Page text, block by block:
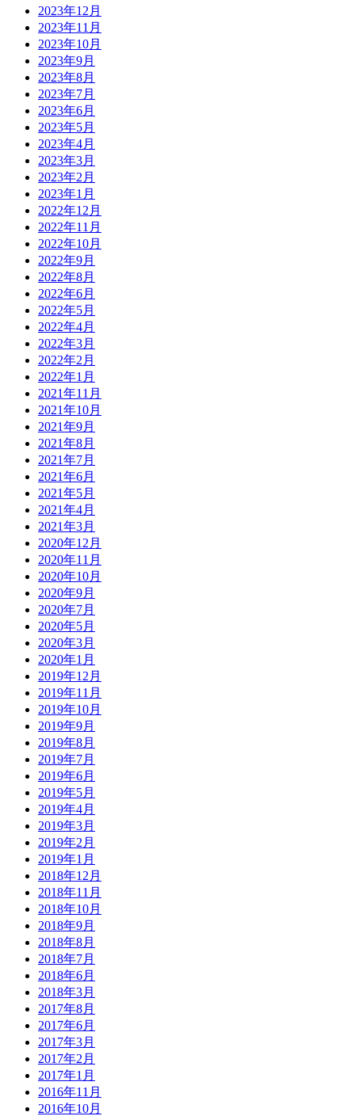
2023年12月
2023年11月
2023年10月
2023年9月
2023年8月
2023年7月
2023年6月
2023年5月
2023年4月
2023年3月
2023年2月
2023年1月
2022年12月
2022年11月
2022年10月
2022年9月
2022年8月
2022年6月
2022年5月
2022年4月
2022年3月
2022年2月
2022年1月
2021年11月
2021年10月
2021年9月
2021年8月
2021年7月
2021年6月
2021年5月
2021年4月
2021年3月
2020年12月
2020年11月
2020年10月
2020年9月
2020年7月
2020年5月
2020年3月
2020年1月
2019年12月
2019年11月
2019年10月
2019年9月
2019年8月
2019年7月
2019年6月
2019年5月
2019年4月
2019年3月
2019年2月
2019年1月
2018年12月
2018年11月
2018年10月
2018年9月
2018年8月
2018年7月
2018年6月
2018年3月
2017年8月
2017年6月
2017年3月
2017年2月
2017年1月
2016年11月
2016年10月